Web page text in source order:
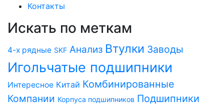
Контакты
Искать по меткам
4-х рядные SKF Анализ Втулки Заводы
Игольчатые подшипники
Интересное Китай Комбинированные
Компании Корпуса подшипников Подшипники